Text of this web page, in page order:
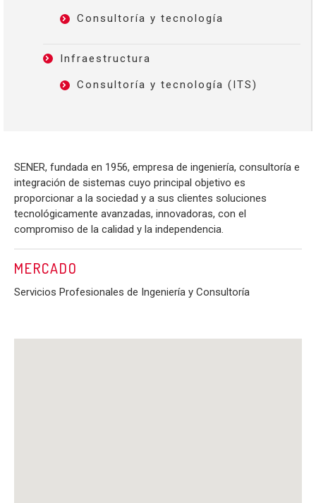
Consultoría y tecnología
Infraestructura
Consultoría y tecnología (ITS)
SENER, fundada en 1956, empresa de ingeniería, consultoría e
integración de sistemas cuyo principal objetivo es
proporcionar a la sociedad y a sus clientes soluciones
tecnológicamente avanzadas, innovadoras, con el
compromiso de la calidad y la independencia.
MERCADO
Servicios Profesionales de Ingeniería y Consultoría